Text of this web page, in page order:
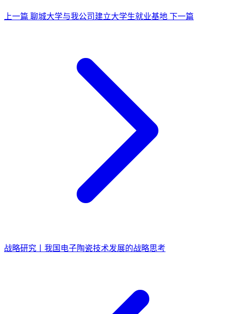
上一篇 聊城大学与我公司建立大学生就业基地 下一篇
战略研究丨我国电子陶瓷技术发展的战略思考